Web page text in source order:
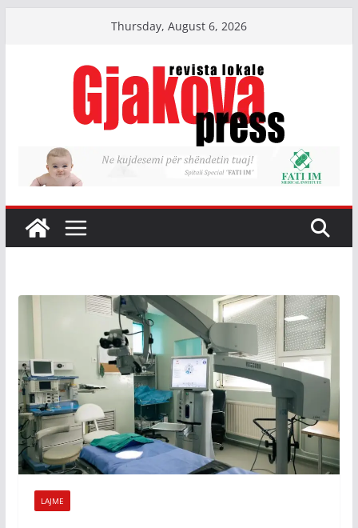
Thursday, August 6, 2026
LAJME